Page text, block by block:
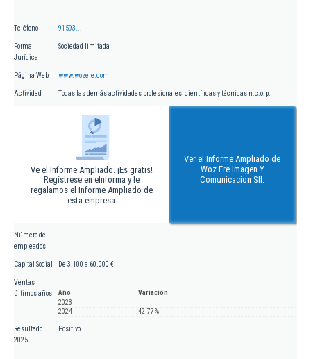
Teléfono 91593...
Forma
Jurídica
Sociedad limitada
Página Web www.wozere.com
Actividad Todas las demás actividades profesionales, científicas y técnicas n.c.o.p.
Ve el Informe Ampliado. ¡Es gratis!
Regístrese en eInforma y le
regalamos el Informe Ampliado de
esta empresa
Ver el Informe Ampliado de
Woz Ere Imagen Y
Comunicacion Sll.
Número de
empleados
Capital Social De 3.100 a 60.000 €
Ventas
últimos años
Año
Variación
2023
2024
42,77 %
Resultado
2025
Positivo